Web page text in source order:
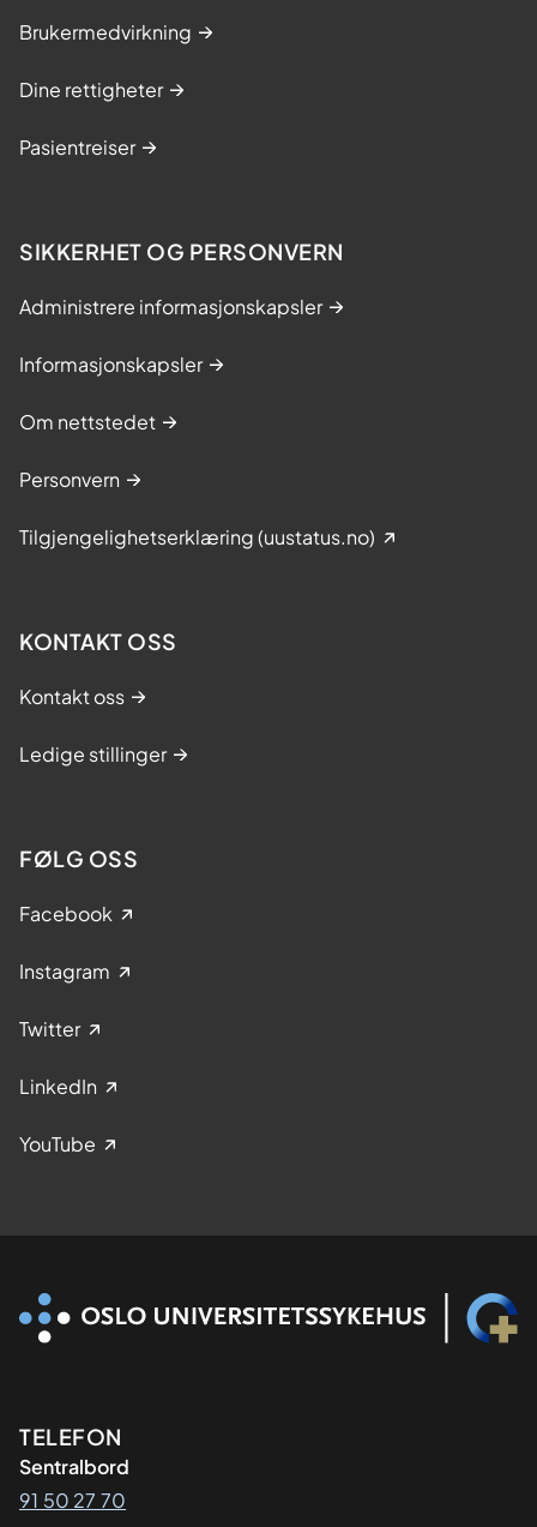
Brukermedvirkning
Dine rettigheter
Pasientreiser
SIKKERHET OG PERSONVERN
Administrere informasjonskapsler
Informasjonskapsler
Om nettstedet
Personvern
Tilgjengelighetserklæring (uustatus.no)
KONTAKT OSS
Kontakt oss
Ledige stillinger
FØLG OSS
Facebook
Instagram
Twitter
LinkedIn
YouTube
Kontaktinformasjon
TELEFON
Sentralbord
91 50 27 70